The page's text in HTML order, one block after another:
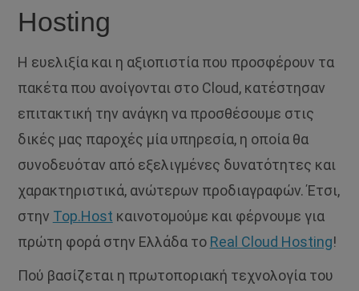
Hosting
Η ευελιξία και η αξιοπιστία που προσφέρουν τα
πακέτα που ανοίγονται στο Cloud, κατέστησαν
επιτακτική την ανάγκη να προσθέσουμε στις
δικές μας παροχές μία υπηρεσία, η οποία θα
συνοδευόταν από εξελιγμένες δυνατότητες και
χαρακτηριστικά, ανώτερων προδιαγραφών. Έτσι,
στην Top.Host καινοτομούμε και φέρνουμε για
πρώτη φορά στην Ελλάδα το Real Cloud Hosting!
Πού βασίζεται η πρωτοποριακή τεχνολογία του